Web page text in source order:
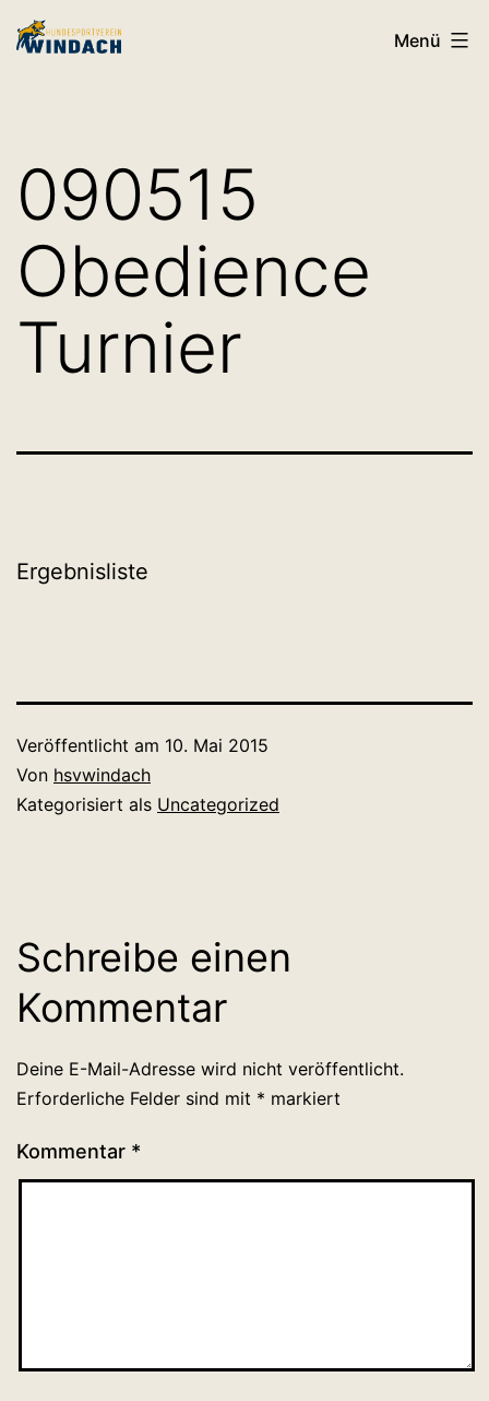
Zum
Inhalt
HSV
Menü
090515
Obedience
Turnier
Ergebnisliste
Veröffentlicht am 10. Mai 2015
Von hsvwindach
Kategorisiert als Uncategorized
Schreibe einen
Kommentar
Deine E-Mail-Adresse wird nicht veröffentlicht.
Erforderliche Felder sind mit * markiert
Kommentar *